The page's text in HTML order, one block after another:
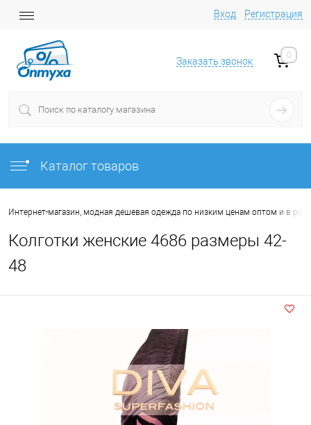
Вход Регистрация
Заказать звонок
0
Каталог товаров
Интернет-магазин, модная дешевая одежда по низким ценам оптом и в
Колготки женские 4686 размеры 42-
48